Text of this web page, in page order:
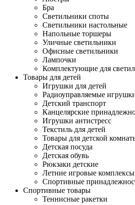
Бра
Светильники споты
Светильники настольные
Напольные торшеры
Уличные светильники
Офисные светильники
Лампочки
Комплектующие для
Товары для детей
Игрушки для детей
Радиоуправляемые
Детский транспорт
Канцелярские
Игрушки антистресс
Текстиль для детей
Товары для детской
Детская посуда
Детская обувь
Рюкзаки детские
Летние игровые комплексы
Спортивные
Спортивные товары
Теннисные ракетки